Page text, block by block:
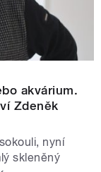
akvárium.
Zdeněk
nyní
skleněný